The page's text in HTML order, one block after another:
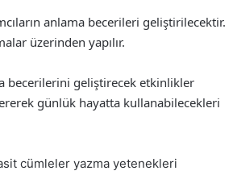
anlama becerileri geliştirilecektir.
üzerinden yapılır.
becerilerini geliştirecek etkinlikler
günlük hayatta kullanabilecekleri
cümleler yazma yetenekleri